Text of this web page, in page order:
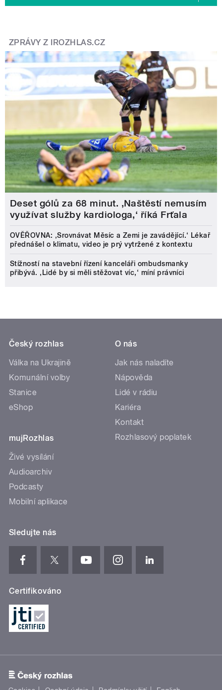
ZPRÁVY Z IROZHLAS.CZ
Deset gólů za 68 minut. ,Naštěstí nemusím
využívat služby kardiologa,‘ říká Frťala
OVĚŘOVNA: ‚Srovnávat Měsíc a Zemi je zavádějící.‘ Lékař
přednášel o klimatu, video je prý vytržené z kontextu
Stížností na stavební řízení kanceláři ombudsmanky
přibývá. ‚Lidé by si měli stěžovat víc,‘ míní právníci
Český rozhlas
Válka na Ukrajině
Komunální volby
Stanice
eShop
mujRozhlas
Živé vysílání
Audioarchiv
Podcasty
Mobilní aplikace
O nás
Jak nás naladíte
Nápověda
Lidé v rádiu
Kariéra
Kontakt
Rozhlasový poplatek
Sledujte nás
Certifikováno